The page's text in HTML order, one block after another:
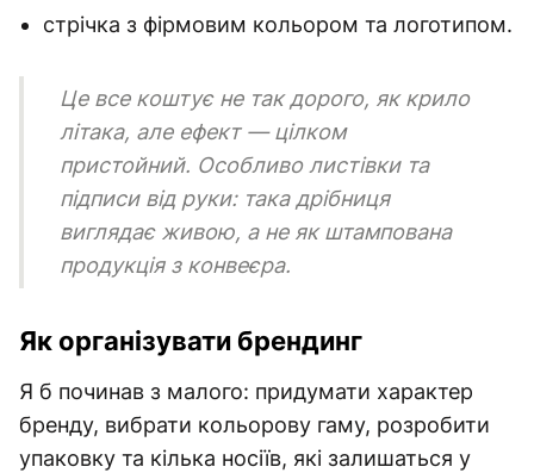
стрічка з фірмовим кольором та логотипом.
Це все коштує не так дорого, як крило
літака, але ефект — цілком
пристойний. Особливо листівки та
підписи від руки: така дрібниця
виглядає живою, а не як штампована
продукція з конвеєра.
Як організувати брендинг
Я б починав з малого: придумати характер
бренду, вибрати кольорову гаму, розробити
упаковку та кілька носіїв, які залишаться у